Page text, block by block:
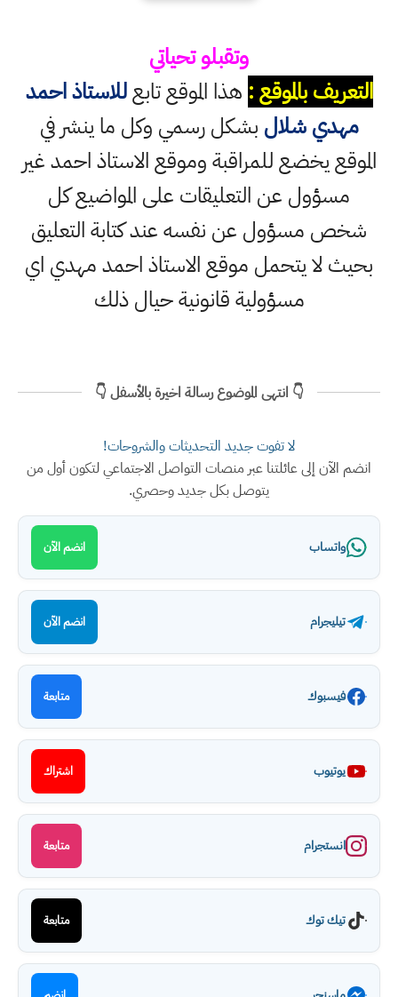
وتقبلو تحياتي
التعريف بالموقع : هذا الموقع تابعللاستاذ احمد
مهدي شلال بشكل رسمي وكل ما ينشر في
الموقع يخضع للمراقبة وموقع الاستاذ احمد غير
مسؤول عن التعليقات على المواضيع كل
شخص مسؤول عن نفسه عند كتابة التعليق
بحيث لا يتحمل موقع الاستاذ احمد مهدي اي
مسؤولية قانونية حيال ذلك
👇 انتهى الموضوع رسالة اخيرة بالأسفل 👇
لا تفوت جديد التحديثات والشروحات!
انضم الآن إلى عائلتنا عبر منصات التواصل الاجتماعي لتكون أول من
يتوصل بكل جديد وحصري.
واتساب انضم الآن
تيليجرام انضم الآن
فيسبوك متابعة
يوتيوب اشتراك
انستجرام متابعة
تيك توك متابعة